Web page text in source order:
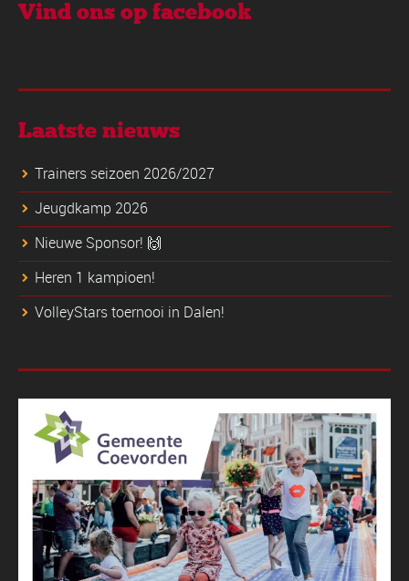
Vind ons op facebook
Laatste nieuws
Trainers seizoen 2026/2027
Jeugdkamp 2026
Nieuwe Sponsor! 🙌
Heren 1 kampioen!
VolleyStars toernooi in Dalen!